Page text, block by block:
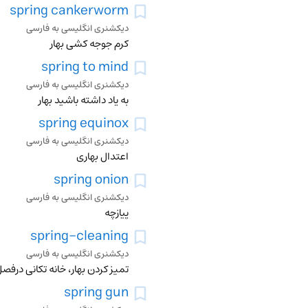
spring cankerworm
دیکشنری انگلیسی به فارسی
کرم جوجه کشی بهار
spring to mind
دیکشنری انگلیسی به فارسی
به یاد داشته باشید بهار
spring equinox
دیکشنری انگلیسی به فارسی
اعتدال بهاری
spring onion
دیکشنری انگلیسی به فارسی
پیازچه
spring-cleaning
دیکشنری انگلیسی به فارسی
تمیز کردن بهار، خانه تکانی
spring gun